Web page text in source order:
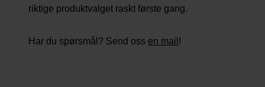
riktige produktvalget raskt første gang.
Har du spørsmål? Send oss en mail !